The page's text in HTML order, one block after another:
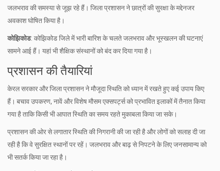
जलभराव की समस्या से जूझ रहे हैं। जिला प्रशासन ने छात्रों की सुरक्षा के मद्देनजर
अवकाश घोषित किया है।
कोझिकोड: कोझिकोड जिले में भारी बारिश के चलते जलभराव और भूस्खलन की घटनाएं
सामने आई हैं। यहां भी शैक्षिक संस्थानों को बंद कर दिया गया है।
प्रशासन की तैयारियां
केरल सरकार और जिला प्रशासन ने मौजूदा स्थिति को ध्यान में रखते हुए कई उपाय किए
हैं। बचाव उपकरण, नावें और विशेष मौसम एक्सपर्ट्स को प्रभावित इलाकों में तैनात किया
गया है ताकि किसी भी आपात स्थिति का समय रहते मुकाबला किया जा सके।
प्रशासन की ओर से लगातार स्थिति की निगरानी की जा रही है और लोगों को सलाह दी जा
रही है कि वे सुरक्षित स्थानों पर रहें। जलभराव और बाढ़ से निपटने के लिए जनसामान्य को
भी सतर्क किया जा रहा है।